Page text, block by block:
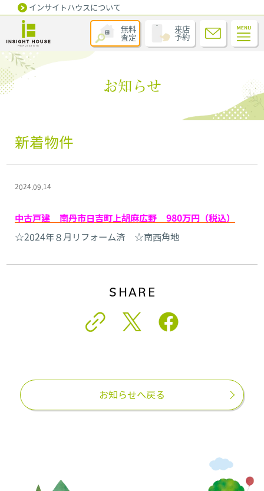
無料
査定
来店
予約
インサイトハウスについて
お知らせ
新着物件
2024.09.14
中古戸建 南丹市日吉町上胡麻広野 980万円（税込）
☆2024年８月リフォーム済 ☆南西角地
SHARE
お知らせへ戻る